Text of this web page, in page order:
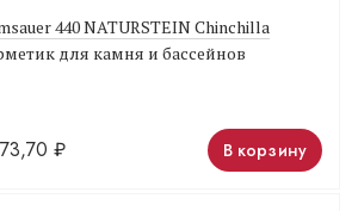
440 NATURSTEIN Chinchilla
для камня и бассейнов
₽ В корзину